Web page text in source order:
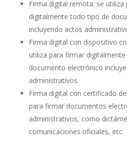
Firma digital remota: se
digitalmente todo tipo de
incluyendo actos
Firma digital con dispositivo
utiliza para firmar
documento electrónico
administrativos.
Firma digital con certificado
para firmar documentos
administrativos, como
comunicaciones oficiales, etc.